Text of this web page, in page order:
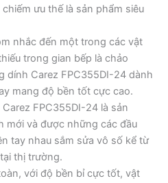
chiếm ưu thế là sản phẩm siêu
nhắc đến một trong các vật
trong gian bếp là chảo
dính Carez FPC355DI-24 dành
mang độ bền tốt cực cao.
FPC355DI-24 là sản
mới và được những các đầu
tay nhau sắm sửa vô số kể từ
thị trường.
với độ bền bỉ cực tốt, vật